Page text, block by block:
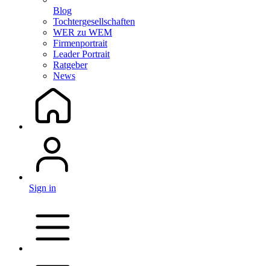
Blog
Tochtergesellschaften
WER zu WEM
Firmenportrait
Leader Portrait
Ratgeber
News
Sign in